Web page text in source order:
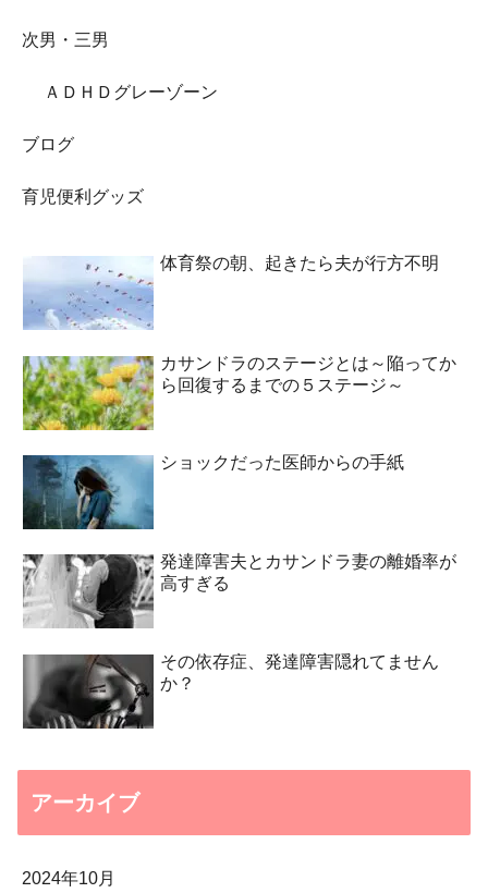
次男・三男
ＡＤＨＤグレーゾーン
ブログ
育児便利グッズ
体育祭の朝、起きたら夫が行方不明
カサンドラのステージとは～陥ってか
ら回復するまでの５ステージ～
ショックだった医師からの手紙
発達障害夫とカサンドラ妻の離婚率が
高すぎる
その依存症、発達障害隠れてません
か？
アーカイブ
2024年10月